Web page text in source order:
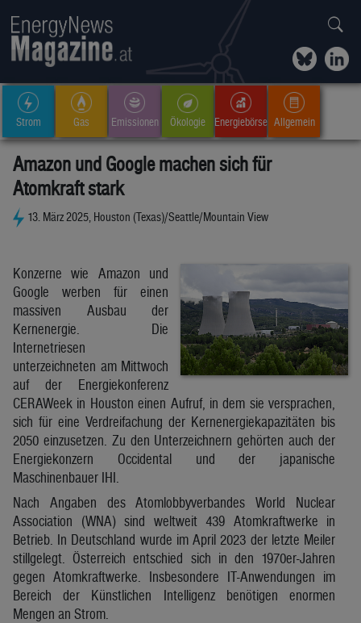
Strom Gas Emissionen Ökologie Energiebörse Allgemein
Amazon und Google machen sich für
Atomkraft stark
13. März 2025, Houston (Texas)/Seattle/Mountain View
Konzerne wie Amazon und
Google werben für einen
massiven Ausbau der
Kernenergie. Die
Internetriesen
unterzeichneten am Mittwoch
auf der Energiekonferenz
CERAWeek in Houston einen Aufruf, in dem sie versprachen,
sich für eine Verdreifachung der Kernenergiekapazitäten bis
2050 einzusetzen. Zu den Unterzeichnern gehörten auch der
Energiekonzern Occidental und der japanische
Maschinenbauer IHI.
Nach Angaben des Atomlobbyverbandes World Nuclear
Association (WNA) sind weltweit 439 Atomkraftwerke in
Betrieb. In Deutschland wurde im April 2023 der letzte Meiler
stillgelegt. Österreich entschied sich in den 1970er-Jahren
gegen Atomkraftwerke. Insbesondere IT-Anwendungen im
Bereich der Künstlichen Intelligenz benötigen enormen
Mengen an Strom.